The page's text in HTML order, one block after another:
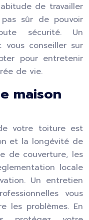
de travailler
sûr de pouvoir
sécurité. Un
vous conseiller sur
pour entretenir
de vie.
maison
votre toiture est
et la longévité de
de couverture, les
locale
Un entretien
vous
les problèmes. En